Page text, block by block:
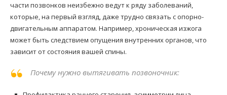
части позвонков неизбежно ведут к ряду заболеваний,
которые, на первый взгляд, даже трудно связать с опорно-
двигательным аппаратом. Например, хроническая изжога
может быть следствием опущения внутренних органов, что
зависит от состояния вашей спины.
Почему нужно вытягивать позвоночник: